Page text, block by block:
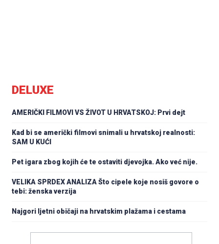
DELUXE
AMERIČKI FILMOVI VS ŽIVOT U HRVATSKOJ: Prvi dejt
Kad bi se američki filmovi snimali u hrvatskoj realnosti:
SAM U KUĆI
Pet igara zbog kojih će te ostaviti djevojka. Ako već nije.
VELIKA SPRDEX ANALIZA Što cipele koje nosiš govore o
tebi: ženska verzija
Najgori ljetni običaji na hrvatskim plažama i cestama